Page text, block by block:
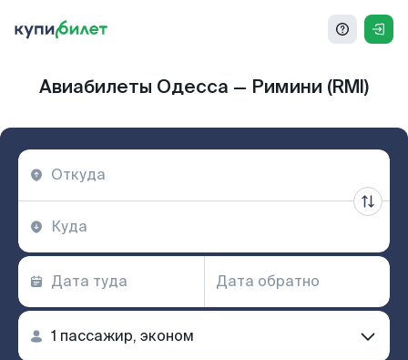
Авиабилеты Одесса — Римини (RMI)